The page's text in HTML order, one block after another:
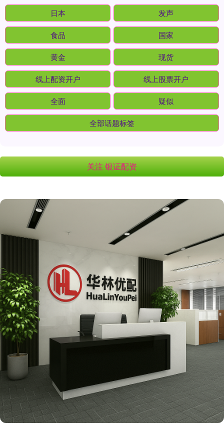
日本 发声
食品 国家
黄金 现货
线上配资开户 线上股票开户
全面 疑似
全部话题标签
关注 银证配资